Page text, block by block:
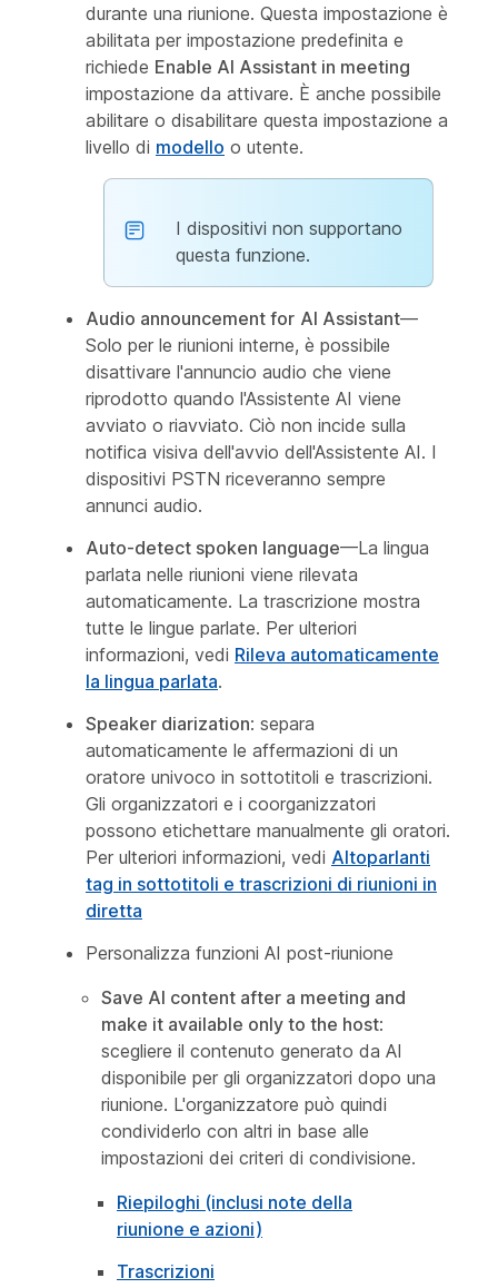
durante una riunione. Questa impostazione è
abilitata per impostazione predefinita e
richiede Enable AI Assistant in meeting
impostazione da attivare. È anche possibile
abilitare o disabilitare questa impostazione a
livello di modello o utente.
I dispositivi non supportano
questa funzione.
Audio announcement for AI Assistant—
Solo per le riunioni interne, è possibile
disattivare l'annuncio audio che viene
riprodotto quando l'Assistente AI viene
avviato o riavviato. Ciò non incide sulla
notifica visiva dell'avvio dell'Assistente AI. I
dispositivi PSTN riceveranno sempre
annunci audio.
Auto-detect spoken language—La lingua
parlata nelle riunioni viene rilevata
automaticamente. La trascrizione mostra
tutte le lingue parlate. Per ulteriori
informazioni, vedi Rileva automaticamente
la lingua parlata.
Speaker diarization: separa
automaticamente le affermazioni di un
oratore univoco in sottotitoli e trascrizioni.
Gli organizzatori e i coorganizzatori
possono etichettare manualmente gli oratori.
Per ulteriori informazioni, vedi Altoparlanti
tag in sottotitoli e trascrizioni di riunioni in
diretta
Personalizza funzioni AI post-riunione
Save AI content after a meeting and
make it available only to the host:
scegliere il contenuto generato da AI
disponibile per gli organizzatori dopo una
riunione. L'organizzatore può quindi
condividerlo con altri in base alle
impostazioni dei criteri di condivisione.
Riepiloghi (inclusi note della
riunione e azioni)
Trascrizioni